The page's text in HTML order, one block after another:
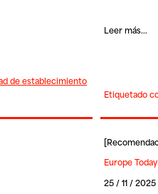
de establecimiento
Leer más...
Etiquetado
[
Europe
25 / 11 / 2025